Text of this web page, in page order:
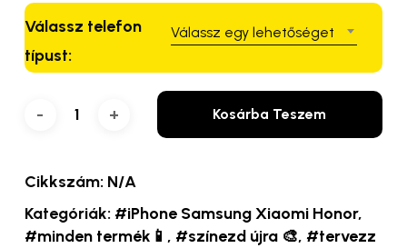
Válassz telefon
típust:
Válassz egy lehetőséget
Kosárba Teszem
Cikkszám: N/A
Kategóriák: #iPhone Samsung Xiaomi Honor,
#minden termék📱 , #színezd újra 🎨, #tervezz